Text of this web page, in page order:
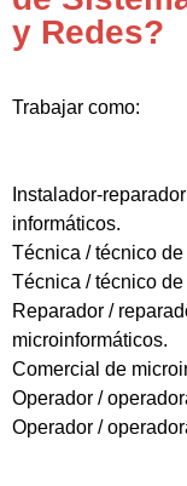
y Redes?
Trabajar como:
Instalador-
informáticos.
Técnica / técnico
Técnica / técnico
Reparador /
microinformáticos.
Comercial de
Operador /
Operador /